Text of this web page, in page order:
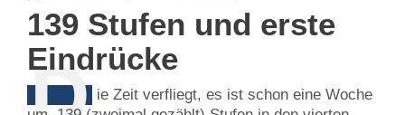
139 Stufen und erste
Eindrücke
D ie Zeit verfliegt, es ist schon eine Woche